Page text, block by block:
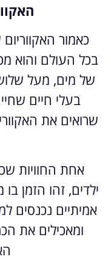
כאמור
בכל העולם והוא
של מים, מעל
בעלי חיים
שרואים את
אחת החוויות
ילדים, זהו הזמן
אמיתיים נכנסים
ומאכילים את